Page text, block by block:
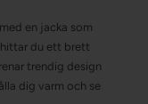
en jacka som
du ett brett
trendig design
dig varm och se